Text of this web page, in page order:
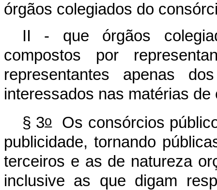
órgãos colegiados do
II - que órgãos
compostos por
representantes apenas
interessados nas matérias
§ 3oOs consórcios
publicidade, tornando
terceiros e as de natureza
inclusive as que digam